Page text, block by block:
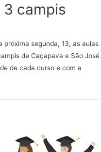
campis
próxima segunda, 13, as aulas
de Caçapava e São José
de cada curso e com a